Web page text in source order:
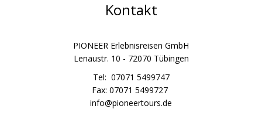
Kontakt
PIONEER Erlebnisreisen GmbH
Lenaustr. 10 - 72070 Tübingen
Tel: 07071 5499747
Fax: 07071 5499727
info@pioneertours.de